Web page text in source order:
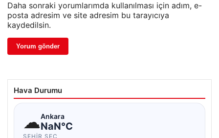
Daha sonraki yorumlarımda kullanılması için adım, e-
posta adresim ve site adresim bu tarayıcıya
kaydedilsin.
Hava Durumu
☁Ankara
NaN°C
ŞEHIR SEÇ